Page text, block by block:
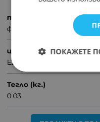
продукт
фасунги
цокъл
E27
Тегло (кг.)
0.03
ПОКАЖЕТЕ